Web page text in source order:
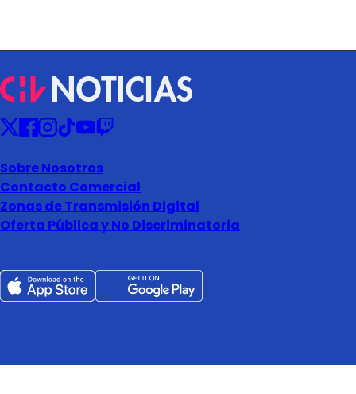
Sobre Nosotros
Contacto Comercial
Zonas de Transmisión Digital
Oferta Pública y No Discriminatoria